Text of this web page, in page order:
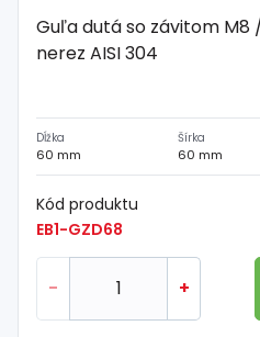
Guľa dutá so závitom M8
nerez AISI 304
Dĺžka
60 mm
Šírka
60 mm
Kód produktu
EB1-GZD68
- +